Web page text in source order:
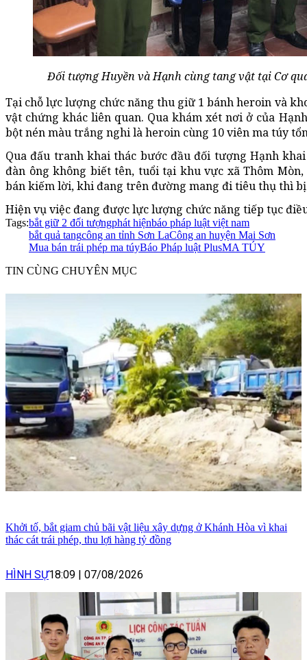
Đối tượng Huyền và Hạnh cùng tang vật tại Cơ
Tại chỗ lực lượng chức năng thu giữ 1 bánh heroin và
vật chứng khác liên quan. Qua khám xét nơi ở của
bột nén màu trắng nghi là heroin cùng 10 viên ma túy
Qua đấu tranh khai thác bước đầu đối tượng Hạnh
đàn ông không biết tên, tuổi tại khu vực xã Thôm
bán kiếm lời, khi đang trên đường mang đi tiêu thụ thì
Hiện vụ việc đang được lực lượng chức năng tiếp tục
Tags:bắt giữ 2 đối tượngphát hiệnbáo pháp luật việt nam
bắt quả tangcông an tỉnh Sơn LaCông an huyện Mai Sơn
Mua bán trái phép ma túyBáo Pháp luật PlusMA TÚY
TIN CÙNG CHUYÊN MỤC
Khởi tố, bắt giam chủ bãi vật liệu xây dựng ở Khánh Hòa vì khai
thác cát trái phép, thu lợi hàng tỷ đồng
HÌNH SỰ18:09 07/08/2026